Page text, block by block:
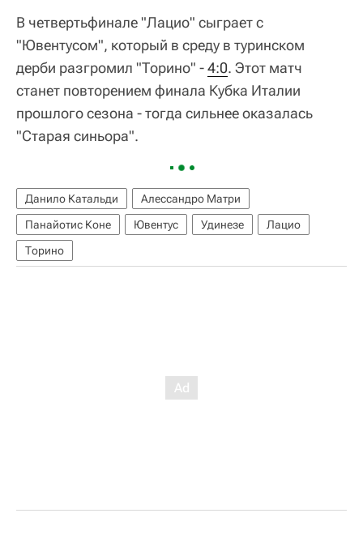
В четвертьфинале "Лацио" сыграет с
"Ювентусом", который в среду в туринском
дерби разгромил "Торино" -4:0. Этот матч
станет повторением финала Кубка Италии
прошлого сезона - тогда сильнее оказалась
"Старая синьора".
Данило Катальди
Алессандро Матри
Панайотис Коне
Ювентус Удинезе
Лацио
Торино